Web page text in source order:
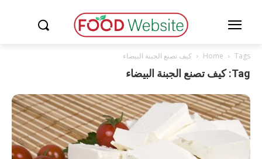
Home Tags كيف تصنع الجبنة البيضاء
Tag: كيف تصنع الجبنة البيضاء